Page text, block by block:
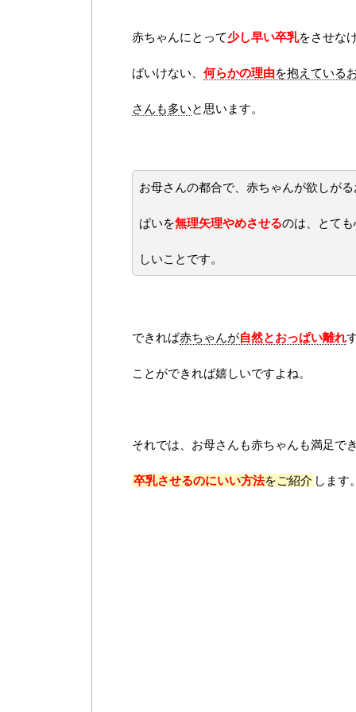
赤ちゃんにとって少し早い卒乳をさせな
ばいけない、 何らかの理由を抱えている
さんも多いと思います。
お母さんの都合で、赤ちゃんが欲しがる
ぱいを無理矢理やめさせるのは、とて
しいことです。
できれば赤ちゃんが自然とおっぱい離れ
ことができれば嬉しいですよね。
それでは、お母さんも赤ちゃんも満足でき
卒乳させるのにいい方法をご紹介 します。